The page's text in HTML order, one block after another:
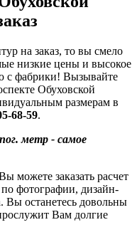
на заказ, то вы смело
низкие цены и высокое
с фабрики! Вызывайте
Обуховской
размерам в
68-59.
метр - самое
можете заказать расчет
фотографии, дизайн-
Вы останетесь довольны
Вам долгие